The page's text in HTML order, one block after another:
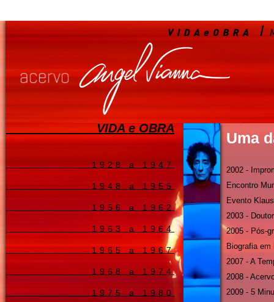
VIDA e OBRA
1928 a 1947
1948 a 1955
1956 a 1962
1963 a 1964
1965 a 1967
1968 a 1974
1975 a 1980
Uma
2002 -
Encontro
Evento
2003 -
2005 - Pós-
Biografia em
2007 - A
2008 -
2009 - 5